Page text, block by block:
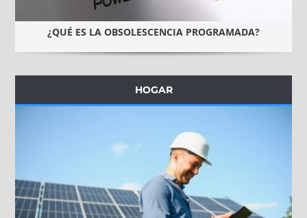
¿QUÉ ES LA OBSOLESCENCIA PROGRAMADA?
HOGAR